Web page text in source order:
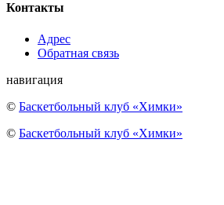
Контакты
Адрес
Обратная связь
навигация
© Баскетбольный клуб «Химки»
© Баскетбольный клуб «Химки»